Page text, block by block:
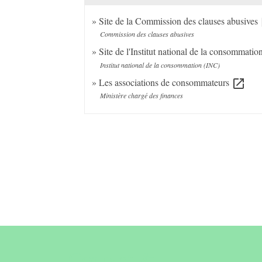
Site de la Commission des clauses abusives
Commission des clauses abusives
Site de l'Institut national de la
Institut national de la consommation (INC)
Les associations de consommateurs open_in_new
Ministère chargé des finances